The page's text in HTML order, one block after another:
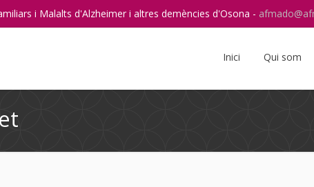
i Malalts d'Alzheimer i altres demències d'Osona -
Instagram
RSS
Inici Qui som